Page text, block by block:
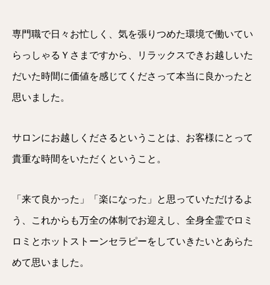
専門職で日々お忙しく、気を張りつめた環境で働いてい
らっしゃるＹさまですから、リラックスできお越しいた
だいた時間に価値を感じてくださって本当に良かったと
思いました。
サロンにお越しくださるということは、お客様にとって
貴重な時間をいただくということ。
「来て良かった」「楽になった」と思っていただけるよ
う、これからも万全の体制でお迎えし、全身全霊でロミ
ロミとホットストーンセラピーをしていきたいとあらた
めて思いました。